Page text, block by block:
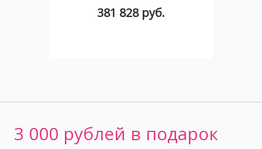
381 828 руб.
3 000 рублей в подарок